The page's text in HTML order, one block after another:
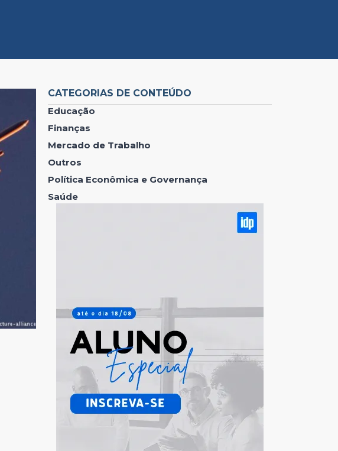
CATEGORIAS DE CONTEÚDO
Educação
Finanças
Mercado de Trabalho
Outros
Política Econômica e Governança
Saúde